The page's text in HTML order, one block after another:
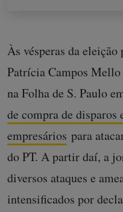
Às vésperas da
Patrícia Campos
na Folha de S. Paulo
de compra de disparos
empresários para
do PT. A partir daí, a
diversos ataques e
intensificados por